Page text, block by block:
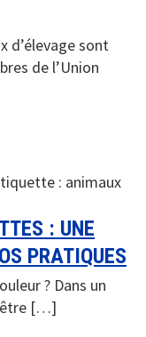
d’élevage sont
de l’Union
: animaux
: UNE
PRATIQUES
? Dans un
être […]